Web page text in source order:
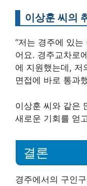
이상훈 씨의
“저는 경주에 있
어요. 경주교차로
에 지원했는데, 저
면접에 바로 통과
이상훈 씨와 같은
새로운 기회를 얻
결론
경주에서의 구인